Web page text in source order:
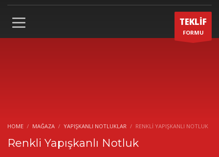
TEKLİF
FORMU
HOME MAĞAZA YAPIŞKANLI NOTLUKLAR RENKLI YAPIŞKANLI NOTLUK
Renkli Yapışkanlı Notluk